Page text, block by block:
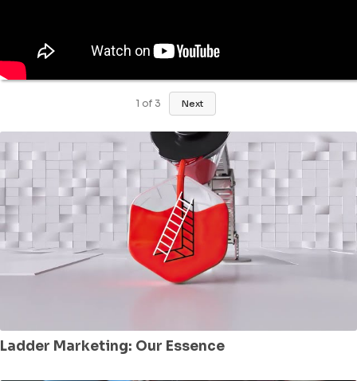
1 of 3 Next
Ladder Marketing: Our Essence